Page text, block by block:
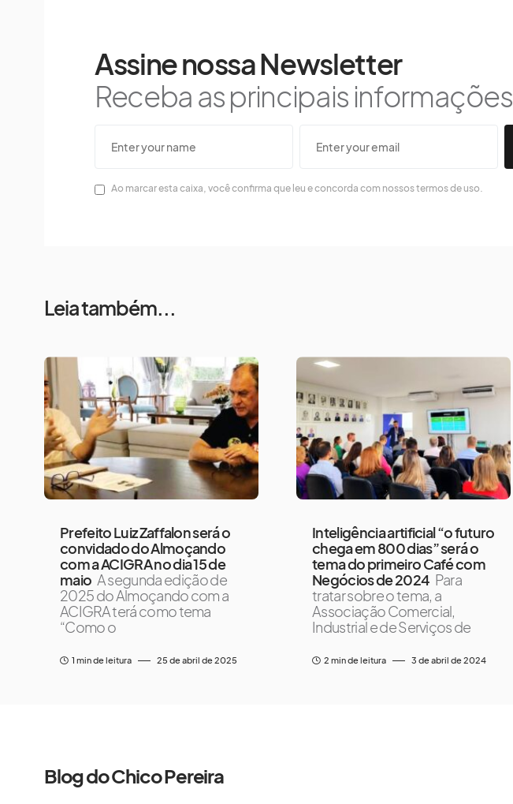
Assine nossa Newsletter
Receba as principais informações
Ao marcar esta caixa, você confirma que leu e concorda com nossos termos de uso.
Leia também...
Prefeito Luiz Zaffalon será o
convidado do Almoçando
com a ACIGRA no dia 15 de
maio A segunda edição de
2025 do Almoçando com a
ACIGRA terá como tema
“Como o
1 min de leitura 25 de abril de 2025
Inteligência artificial “o futuro
chega em 800 dias” será o
tema do primeiro Café com
Negócios de 2024 Para
tratar sobre o tema, a
Associação Comercial,
Industrial e de Serviços de
2 min de leitura 3 de abril de 2024
Blog do Chico Pereira